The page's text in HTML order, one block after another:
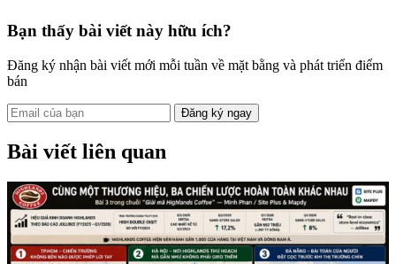
Bạn thấy bài viết này hữu ích?
Đăng ký nhận bài viết mới mỗi tuần về mặt bằng và phát triển điểm
bán
Đăng ký ngay
Bài viết liên quan